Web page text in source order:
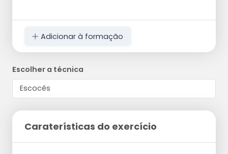
Adicionar à formação
Escolher a técnica
Caraterísticas do exercício